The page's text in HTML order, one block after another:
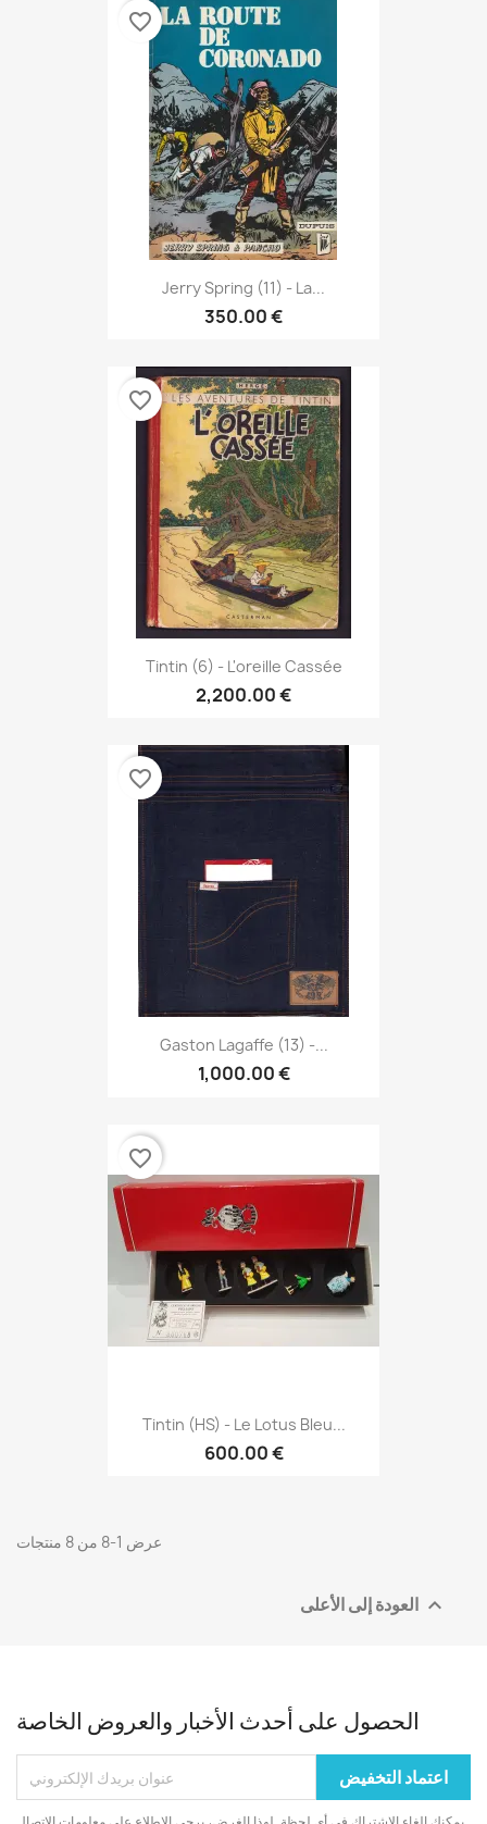
Jerry Spring (11) - La...
350.00 €
favorite_border
Tintin (6) - L'oreille Cassée
2,200.00 €
favorite_border
Gaston Lagaffe (13) -...
1,000.00 €
favorite_border
Tintin (HS) - Le Lotus Bleu...
600.00 €
favorite_border
عرض 1-8 من 8 منتجات

الحصول على أحدث الأخبار والعروض الخاصة